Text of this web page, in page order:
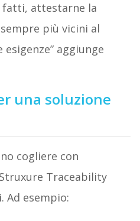
attestarne la
più vicini al
aggiunge
una soluzione
cogliere con
Traceability
Ad esempio: